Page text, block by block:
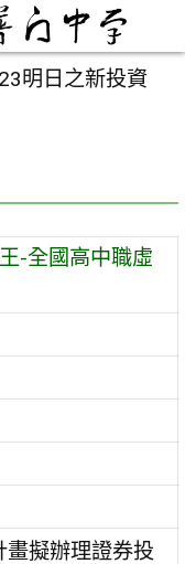
明日之新投資
-全國高中職虛
擬辦理證券投